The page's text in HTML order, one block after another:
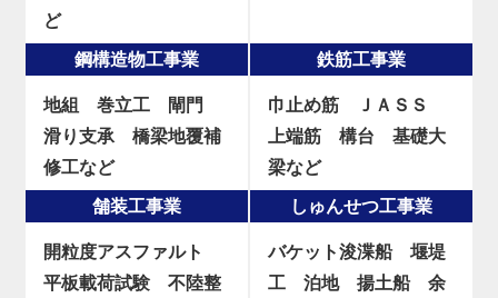
ど
鋼構造物工事業
地組 巻立工
閘門
滑り支承
橋梁地覆補
修工など
鉄筋工事業
巾止め筋
ＪＡＳＳ
上端筋
構台
基礎大
梁など
舗装工事業
開粒度アスファルト
平板載荷試験
不陸整
しゅんせつ工事業
バケット浚渫船
堰堤
工
泊地 揚土船
余